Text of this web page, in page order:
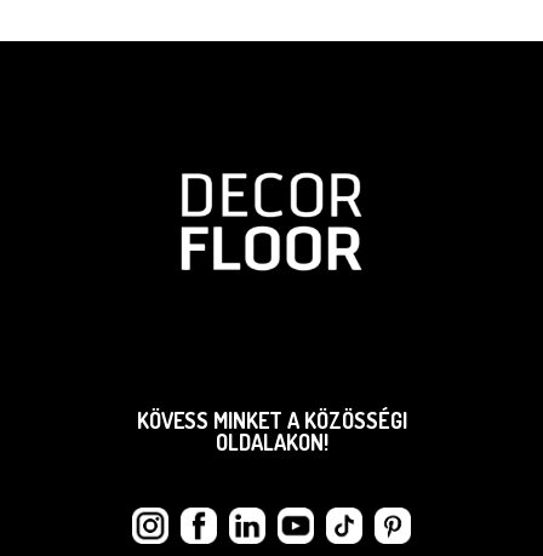
KÖVESS MINKET A KÖZÖSSÉGI
OLDALAKON!